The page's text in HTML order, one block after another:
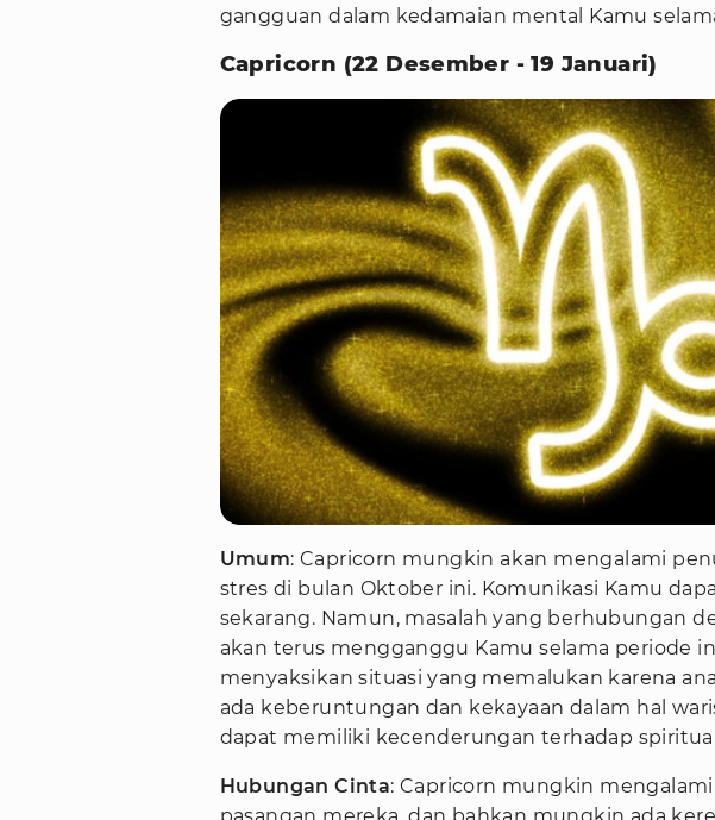
gangguan dalam kedamaian mental Kamu
Capricorn (22 Desember - 19 Januari)
Umum: Capricorn mungkin akan mengalami
stres di bulan Oktober ini. Komunikasi Kamu
sekarang. Namun, masalah yang berhubungan
akan terus mengganggu Kamu selama periode
menyaksikan situasi yang memalukan karena
ada keberuntungan dan kekayaan dalam hal
dapat memiliki kecenderungan terhadap
Hubungan Cinta: Capricorn mungkin
pasangan mereka, dan bahkan mungkin ada